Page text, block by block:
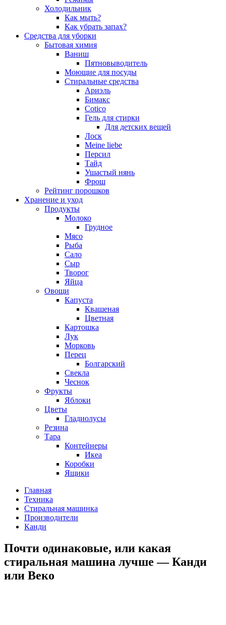
Холодильник
Как мыть?
Как убрать запах?
Средства для уборки
Бытовая химия
Ваниш
Пятновыводитель
Моющие для посуды
Стиральные средства
Ариэль
Бимакс
Cotico
Гель для стирки
Для детских вещей
Лоск
Meine liebe
Персил
Тайд
Ушастый нянь
Фрош
Рейтинг порошков
Хранение и уход
Продукты
Молоко
Грудное
Мясо
Рыба
Сало
Сыр
Творог
Яйца
Овощи
Капуста
Квашеная
Цветная
Картошка
Лук
Морковь
Перец
Болгарский
Свекла
Чеснок
Фрукты
Яблоки
Цветы
Гладиолусы
Резина
Тара
Контейнеры
Икеа
Коробки
Ящики
Главная
Техника
Стиральная машинка
Производители
Канди
Почти одинаковые, или какая
стиральная машина лучше — Канди
или Веко